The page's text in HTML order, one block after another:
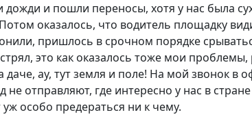
дожди и пошли переносы, хотя у нас была
оказалось, что водитель площадку
пришлось в срочном порядке
это как оказалось тоже мои
ау, тут земля и поле! На мой звонок в
не отправляют, где интересно у нас в
уж особо предераться ни к чему.